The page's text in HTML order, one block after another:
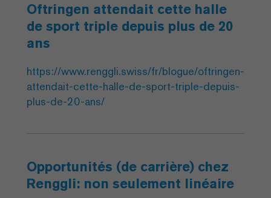
Oftringen attendait cette halle
de sport triple depuis plus de 20
ans
https://www.renggli.swiss/fr/blogue/oftringen-
attendait-cette-halle-de-sport-triple-depuis-
plus-de-20-ans/
Opportunités (de carrière) chez
Renggli: non seulement linéaire